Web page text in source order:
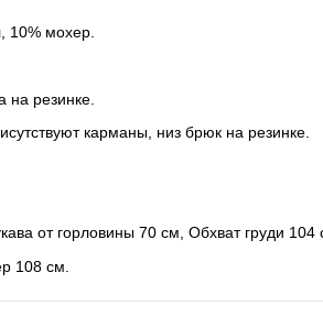
10% мохер.
на резинке.
карманы, низ брюк на резинке.
от горловины 70 см, Обхват груди 104
108 см.